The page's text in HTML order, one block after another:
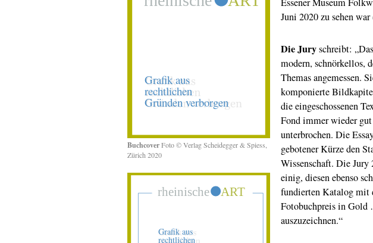
BuchcoverFoto © Verlag Scheidegger & Spiess,
Zürich 2020
Juni 2020 zu sehen war
Die Juryschreibt:
modern, schnörkellos,
Themas angemessen.
komponierte
die eingeschossenen
Fond immer wieder
unterbrochen. Die
gebotener Kürze den
Wissenschaft. Die Jury
einig, diesen ebenso
fundierten Katalog mit
Fotobuchpreis in
auszuzeichnen.“